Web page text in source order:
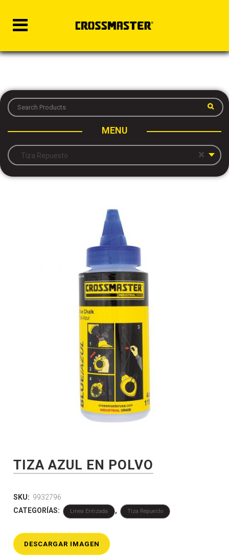
MENU
×
Tiza Repuesto
TIZA AZUL EN POLVO
SKU: 9932796
CATEGORÍAS:
Linea Entizada , Tiza Repuesto
DESCARGAR IMAGEN